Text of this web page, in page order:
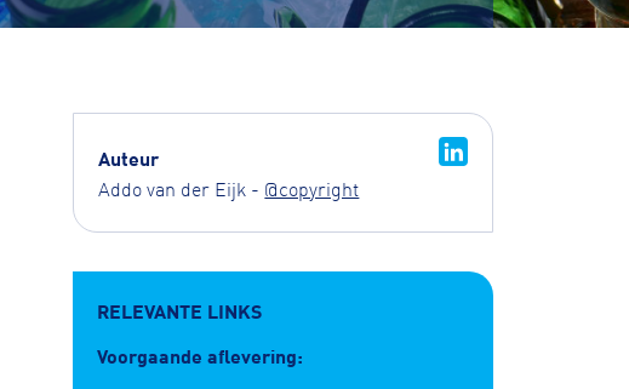
Auteur
Addo van der Eijk - @copyright
RELEVANTE LINKS
Voorgaande aflevering: